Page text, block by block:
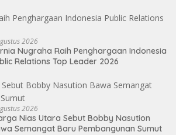
2026
Nugraha Raih Penghargaan Indonesia
Relations Top Leader 2026
2026
Nias Utara Sebut Bobby Nasution
Semangat Baru Pembangunan Sumut